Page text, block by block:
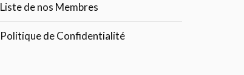
Liste de nos Membres
Politique de Confidentialité